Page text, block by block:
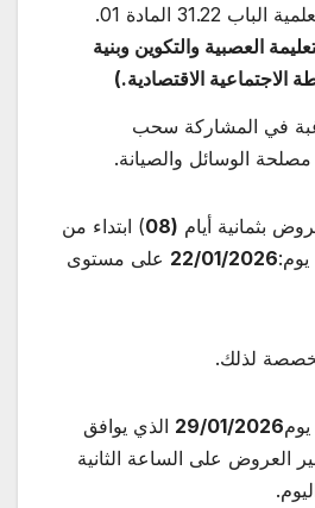
والمحاضرات العلمية الباب 31.22 المادة 01.
العصبية والتكوين وبنية
الاجتماعية الاقتصادية.)
في المشاركة سحب
الوسائل والصيانة.
بثمانية أيام (08
) ابتداء من
يوم:22/01/2026 على مستوى
لذلك.
29/01/2026 الذي يوافق
العروض على الساعة الثانية